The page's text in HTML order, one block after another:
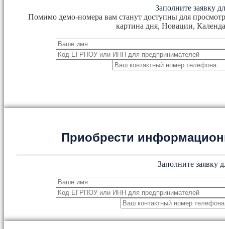
Заполните заявку
Помимо демо-номера вам станут доступны для
картина дня, Новации,
Приобрести
Заполните заявку